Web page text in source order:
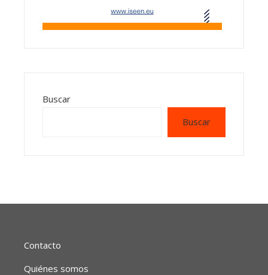
Buscar
Buscar
Contacto
Quiénes somos